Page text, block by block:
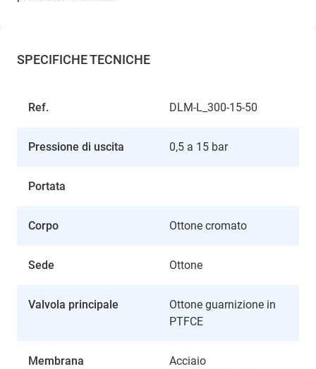
SPECIFICHE TECNICHE
Ref. DLM-L_300-15-50
Pressione di uscita 0,5 a 15 bar
Portata
Corpo Ottone cromato
Sede Ottone
Valvola principale
Ottone guarnizione in
PTFCE
Membrana
Acciaio